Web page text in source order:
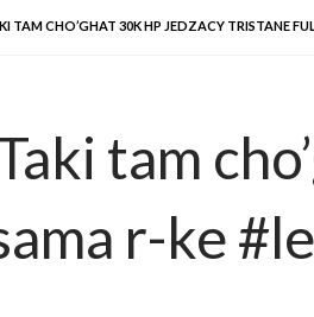
TAM CHO’GHAT 30K HP JEDZACY TRISTANE
tam
r-ke